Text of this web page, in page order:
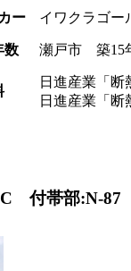
ー イワクラゴー
数 瀬戸市 築15
日進産業「
日進産業「
付帯部:N-87